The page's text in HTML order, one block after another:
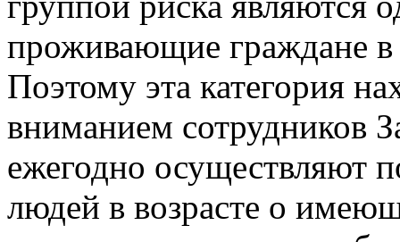
проживающие граждане в
Поэтому эта категория
вниманием сотрудников
ежегодно осуществляют
людей в возрасте о